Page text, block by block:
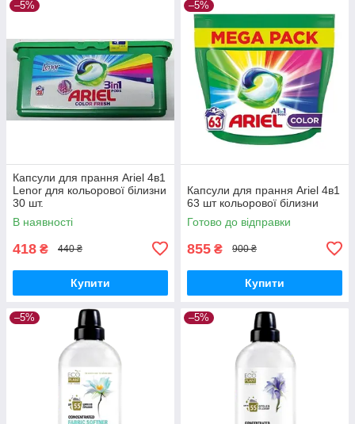
–5%
Капсули для прання Ariel 4в1
Lenor для кольорової білизни
30 шт.
В наявності
418 ₴ 440 ₴
Купити
–5%
Капсули для прання Ariel 4в1
63 шт кольорової білизни
Готово до відправки
855 ₴ 900 ₴
Купити
–5% –5%